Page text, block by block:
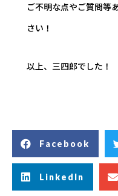
ご不明な点やご質問等
さい！
以上、三四郎でした！
Facebook
LinkedIn